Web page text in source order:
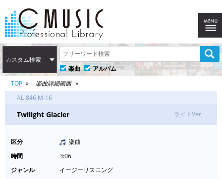
カスタム検索
楽曲
アルバム
TOP
楽曲詳細画面
AL-846 M-16
Twilight Glacier ライトVer.
区分
楽曲
時間
3:06
ジャンル
イージーリスニング